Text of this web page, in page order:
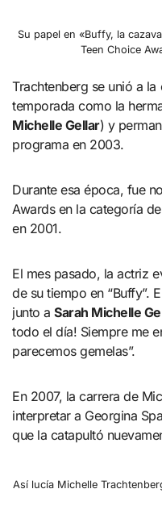
Su papel en «Buffy, la
Teen Choice
Trachtenberg se unió a
temporada como la
Michelle Gellar) y
programa en 2003.
Durante esa época, fue
Awards en la categoría
en 2001.
El mes pasado, la actriz
de su tiempo en “Buffy”.
junto aSarah Michelle
todo el día! Siempre me
parecemos gemelas”.
En 2007, la carrera de
interpretar a Georgina
que la catapultó
Así lucía Michelle